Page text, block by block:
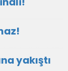
yakıştı